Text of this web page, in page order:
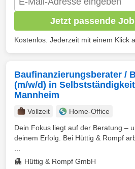
Jetzt passende
Kostenlos. Jederzeit mit einem Klick
Baufinanzierungsberater /
(m/w/d) in
Mannheim
Vollzeit
Home-Office
Dein Fokus liegt auf der Beratung –
deinem Erfolg. Bei Hüttig & Rompf
Hüttig & Rompf GmbH